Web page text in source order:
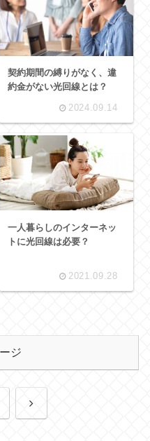
契約期間の縛りがなく、違
約金がない光回線とは？
2024.09.14
一人暮らしのインターネッ
トに光回線は必要？
2021.09.28
ジ
次